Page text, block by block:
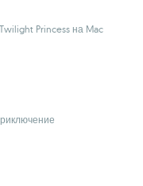
Princess на Mac